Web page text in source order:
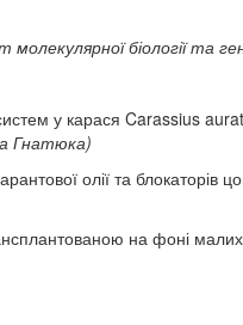
молекулярної біології та
у карася Carassius
Гнатюка)
олії та блокаторів
на фоні